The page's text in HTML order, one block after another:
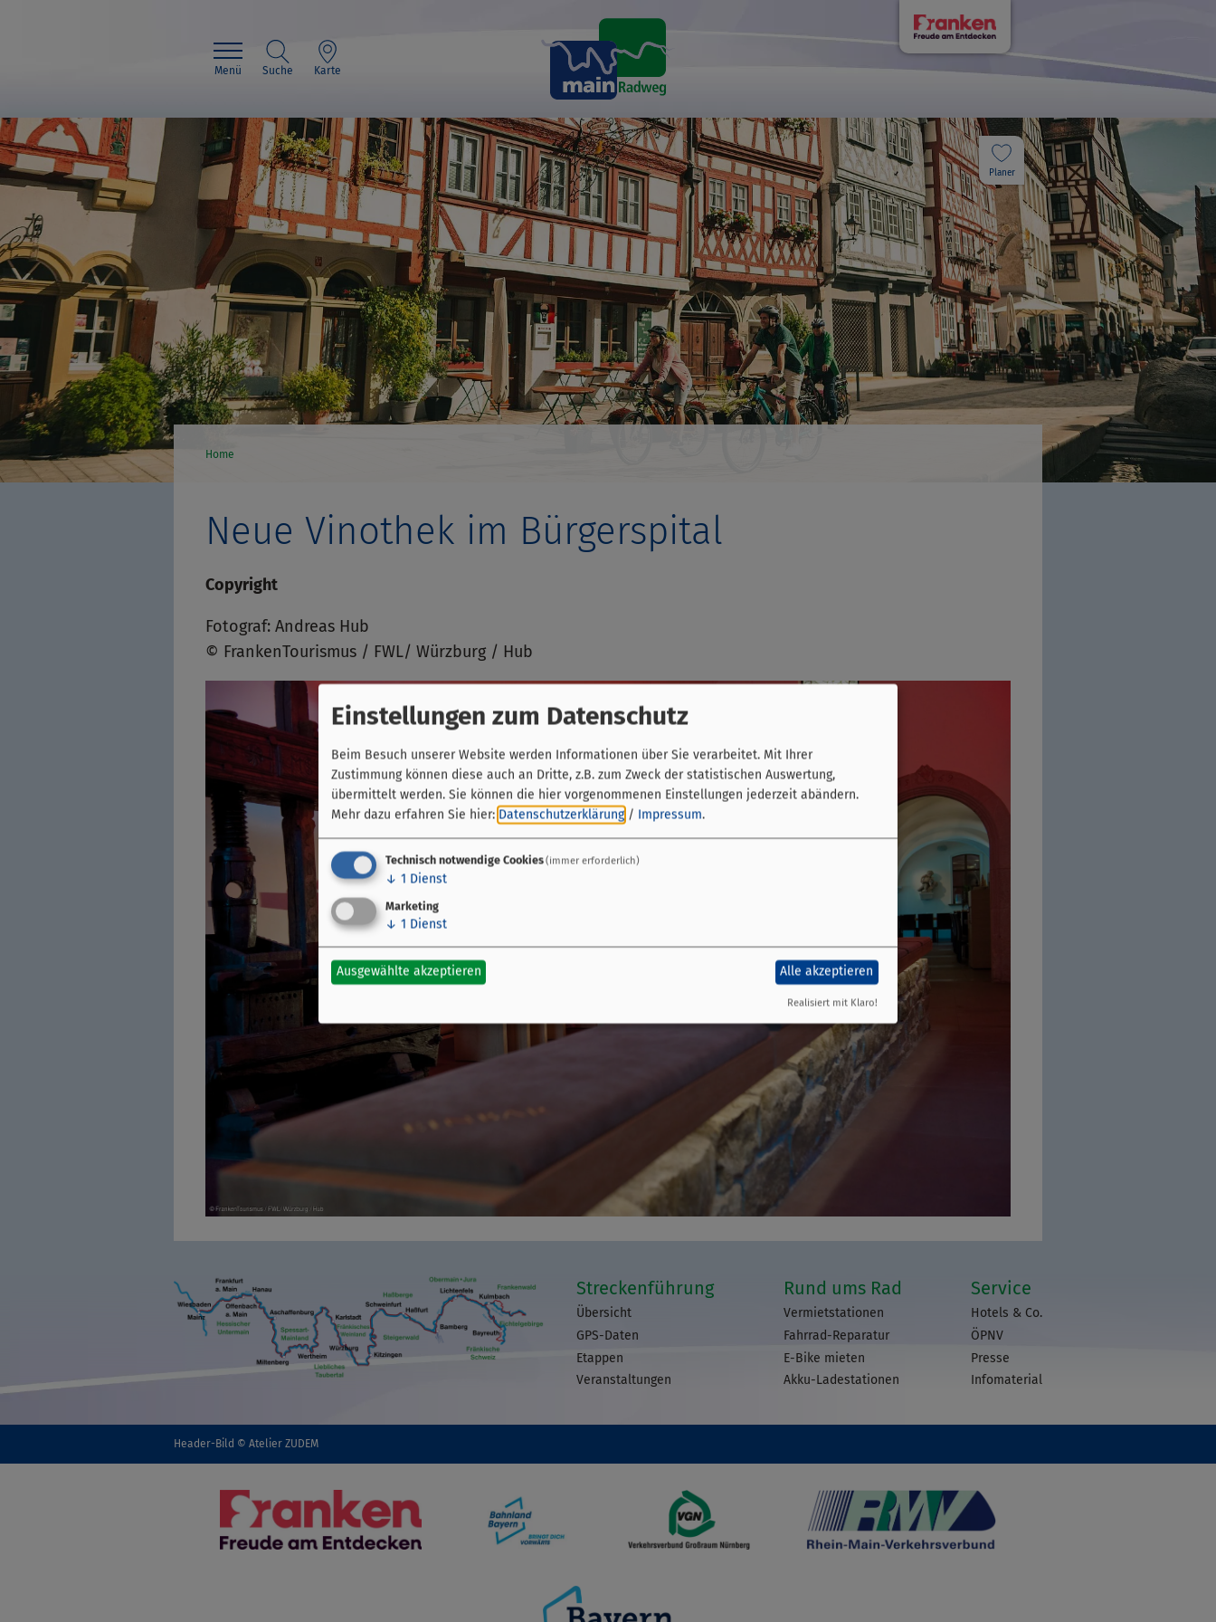
Menü Suche Karte
Planer
Home
Neue Vinothek im Bürgerspital
Copyright
Fotograf: Andreas Hub
© FrankenTourismus / FWL/ Würzburg / Hub
Streckenführung
Übersicht
GPS-Daten
Etappen
Veranstaltungen
Rund ums Rad
Vermietstationen
Fahrrad-Reparatur
E-Bike mieten
Akku-Ladestationen
Service
Hotels & Co.
ÖPNV
Presse
Infomaterial
Header-Bild © Atelier ZUDEM
Einstellungen zum Datenschutz
Beim Besuch unserer Website werden Informationen über Sie verarbeitet. Mit Ihrer
Zustimmung können diese auch an Dritte, z.B. zum Zweck der statistischen Auswertung,
übermittelt werden. Sie können die hier vorgenommenen Einstellungen jederzeit abändern.
Mehr dazu erfahren Sie hier: Datenschutzerklärung / Impressum.
Technisch notwendige Cookies(immer erforderlich)
↓ 1 Dienst
Marketing
↓ 1 Dienst
Ausgewählte akzeptieren Alle akzeptieren
Realisiert mit Klaro!